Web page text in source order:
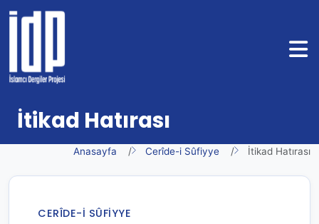
İtikad Hatırası
Anasayfa Cerîde-i Sûfiyye İtikad Hatırası
CERÎDE-I SÛFIYYE